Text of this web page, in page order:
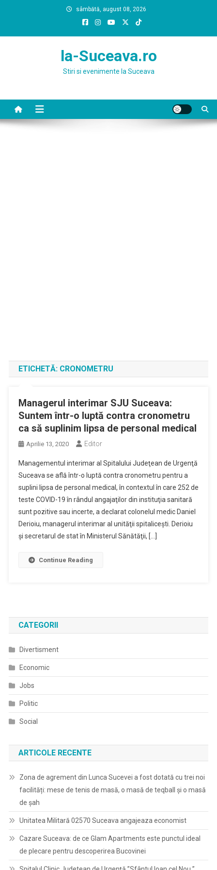
sâmbătă, august 08, 2026
la-Suceava.ro
Stiri si evenimente la Suceava
ETICHETĂ: CRONOMETRU
Managerul interimar SJU Suceava:
Suntem într-o luptă contra cronometru
ca să suplinim lipsa de personal medical
Aprilie 13, 2020 Editor
Managementul interimar al Spitalului Judeţean de Urgenţă
Suceava se află într-o luptă contra cronometru pentru a
suplini lipsa de personal medical, în contextul în care 252 de
teste COVID-19 în rândul angajaţilor din instituţia sanitară
sunt pozitive sau incerte, a declarat colonelul medic Daniel
Derioiu, managerul interimar al unităţii spitaliceşti. Derioiu
şi secretarul de stat în Ministerul Sănătăţii, […]
Continue Reading
CATEGORII
Divertisment
Economic
Jobs
Politic
Social
ARTICOLE RECENTE
Zona de agrement din Lunca Sucevei a fost dotată cu trei noi
facilități: mese de tenis de masă, o masă de teqball și o masă
de șah
Unitatea Militară 02570 Suceava angajeaza economist
Cazare Suceava: de ce Glam Apartments este punctul ideal
de plecare pentru descoperirea Bucovinei